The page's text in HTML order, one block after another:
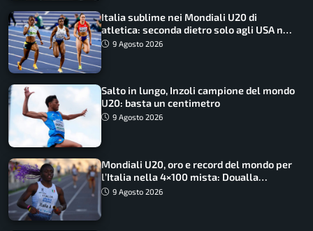
Italia sublime nei Mondiali U20 di
atletica: seconda dietro solo agli USA nel
medagliere
9 Agosto 2026
Salto in lungo, Inzoli campione del mondo
U20: basta un centimetro
9 Agosto 2026
Mondiali U20, oro e record del mondo per
l’Italia nella 4×100 mista: Doualla
straordinaria
9 Agosto 2026